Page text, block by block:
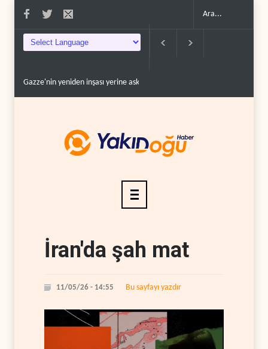
İsrail ordusunda helikopter krizi..
İran'da şah mat
11/05/26 - 14:55 Bu sayfayı yazdır